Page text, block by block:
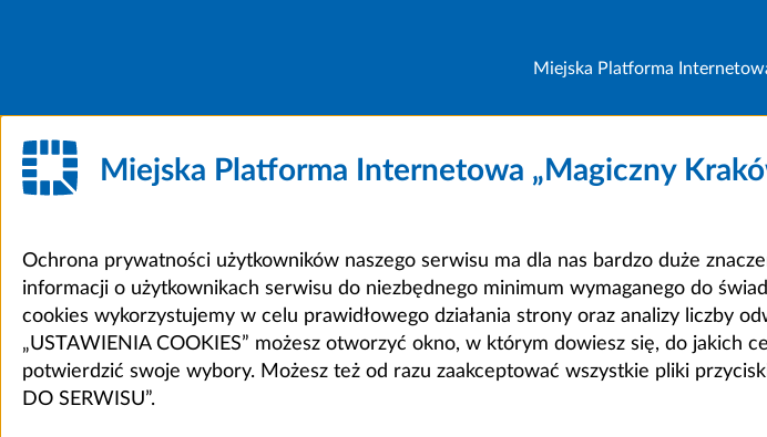
Miejska Platforma
Miejska Platforma Internetowa „Magiczny
Ochrona prywatności użytkowników naszego serwisu ma dla nas bardzo duże
informacji o użytkownikach serwisu do niezbędnego minimum wymaganego do
cookies wykorzystujemy w celu prawidłowego działania strony oraz analizy liczby
„USTAWIENIA COOKIES” możesz otworzyć okno, w którym dowiesz się, do jakich
potwierdzić swoje wybory. Możesz też od razu zaakceptować wszystkie pliki
DO SERWISU”.